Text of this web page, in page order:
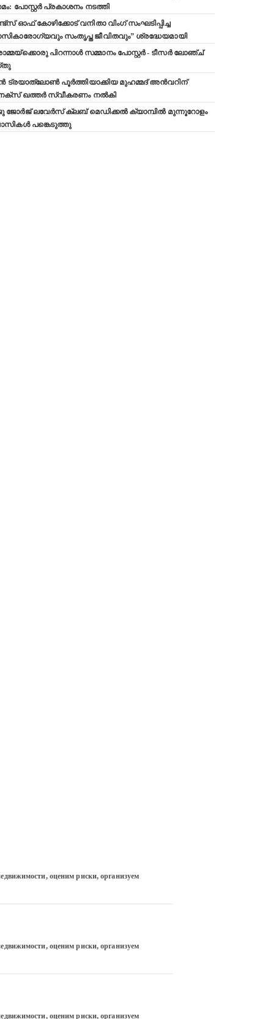
പോസ്റ്റർ പ്രകാശനം നടത്തി
ഓഫ് കോഴിക്കോട് വനിതാ വിംഗ് സംഘടിപ്പിച്ച
സംതൃപ്ത ജീവിതവും” ശ്രദ്ധേയമായി
പിറന്നാൾ സമ്മാനം പോസ്റ്റർ - ടീസർ ലോഞ്ച്
ട്രയാത്‌ലോൺ പൂർത്തിയാക്കിയ മുഹമ്മദ് അൻവറിന്
ഖത്തർ സ്വീകരണം നൽകി
ജോർജ് ലവേർസ് ക്ലബ്‌ മെഡിക്കൽ ക്യാമ്പിൽ മുന്നൂറോളം
പങ്കെടുത്തു
оценим риски, организуем
оценим риски, организуем
оценим риски, организуем